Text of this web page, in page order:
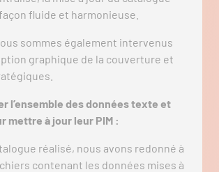
fluide et harmonieuse.
sommes également intervenus
graphique de la couverture et
l’ensemble des données texte et
mettre à jour leur PIM :
réalisé, nous avons redonné à
contenant les données mises à